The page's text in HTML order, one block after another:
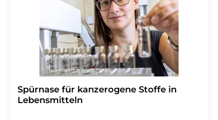
Spürnase für kanzerogene Stoffe in
Lebensmitteln